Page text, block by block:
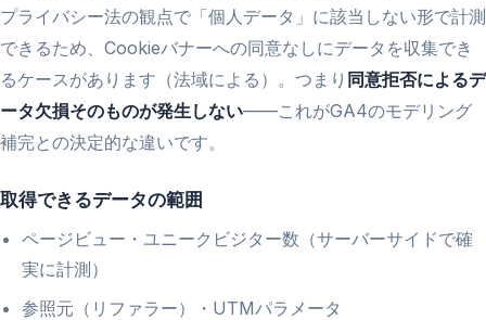
プライバシー法の観点で「個人データ」に該当しない形で計測
できるため、Cookieバナーへの同意なしにデータを収集でき
るケースがあります（法域による）。つまり 同意拒否によるデ
ータ欠損そのものが発生しない——これがGA4のモデリング
補完との決定的な違いです。
取得できるデータの範囲
ページビュー・ユニークビジター数（サーバーサイドで確
実に計測）
参照元（リファラー）・UTMパラメータ